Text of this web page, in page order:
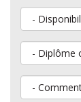
Disponibilité
Diplôme
Comment